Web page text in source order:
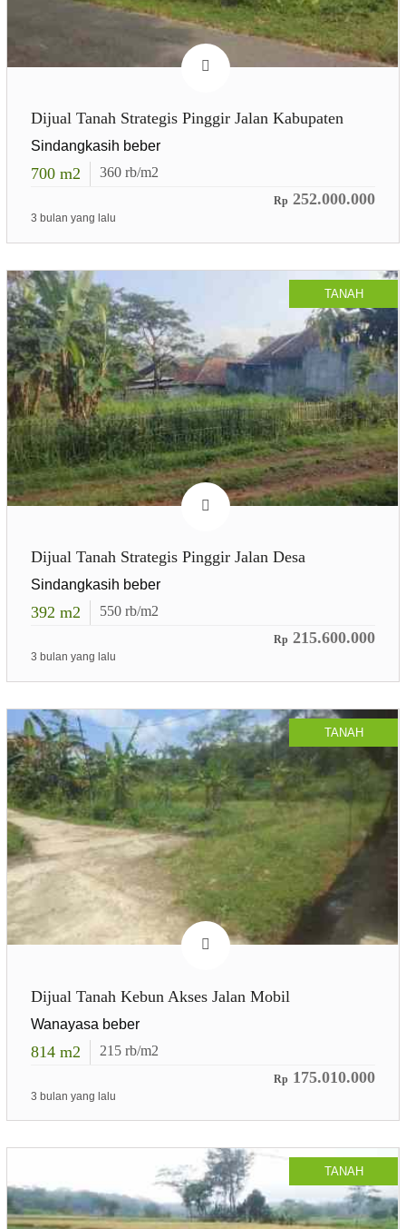
Dijual Tanah Strategis Pinggir Jalan Kabupaten
Sindangkasih beber
700 m2 360 rb/m2
Rp 252.000.000
3 bulan yang lalu
TANAH
Dijual Tanah Strategis Pinggir Jalan Desa
Sindangkasih beber
392 m2 550 rb/m2
Rp 215.600.000
3 bulan yang lalu
TANAH
Dijual Tanah Kebun Akses Jalan Mobil
Wanayasa beber
814 m2 215 rb/m2
Rp 175.010.000
3 bulan yang lalu
TANAH